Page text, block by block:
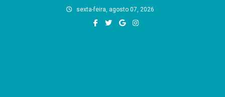
sexta-feira, agosto 07, 2026